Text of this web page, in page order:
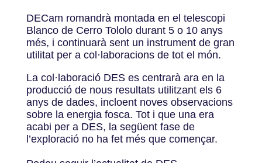
DECam romandrà montada en el telescopi
Blanco de Cerro Tololo durant 5 o 10 anys
més, i continuarà sent un instrument de gran
utilitat per a col·laboracions de tot el món.
La col·laboració DES es centrarà ara en la
producció de nous resultats utilitzant els 6
anys de dades, incloent noves observacions
sobre la energia fosca. Tot i que una era
acabi per a DES, la següent fase de
l’exploració no ha fet més que començar.